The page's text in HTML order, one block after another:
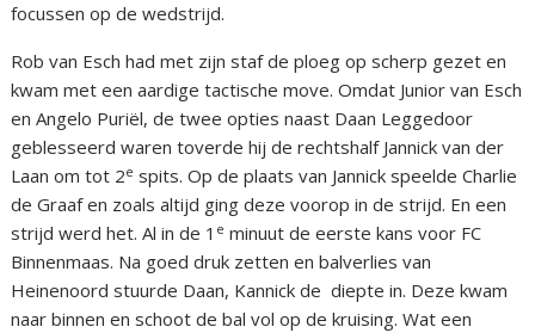
focussen op de wedstrijd.
Rob van Esch had met zijn staf de ploeg op scherp gezet en
kwam met een aardige tactische move. Omdat Junior van Esch
en Angelo Puriël, de twee opties naast Daan Leggedoor
geblesseerd waren toverde hij de rechtshalf Jannick van der
Laan om tot 2e spits. Op de plaats van Jannick speelde Charlie
de Graaf en zoals altijd ging deze voorop in de strijd. En een
strijd werd het. Al in de 1 e minuut de eerste kans voor FC
Binnenmaas. Na goed druk zetten en balverlies van
Heinenoord stuurde Daan, Kannick de diepte in. Deze kwam
naar binnen en schoot de bal vol op de kruising. Wat een